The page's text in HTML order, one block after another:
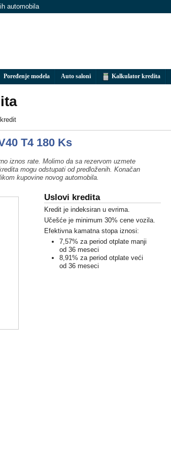
automobila
Poređenje modela Auto saloni Kalkulator kredita
T4 180 Ks
iznos rate. Molimo da sa rezervom uzmete
mogu odstupati od predloženih. Konačan
kupovine novog automobila.
Uslovi kredita
Kredit je indeksiran u evrima.
Učešće je minimum 30% cene vozila.
Efektivna kamatna stopa iznosi:
7,57% za period otplate manji
od 36 meseci
8,91% za period otplate veći
od 36 meseci